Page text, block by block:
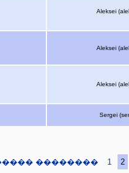
Aleksei
Aleksei
Aleksei
Sergei
�������� 1 2